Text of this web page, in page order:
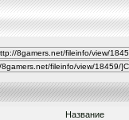
Название